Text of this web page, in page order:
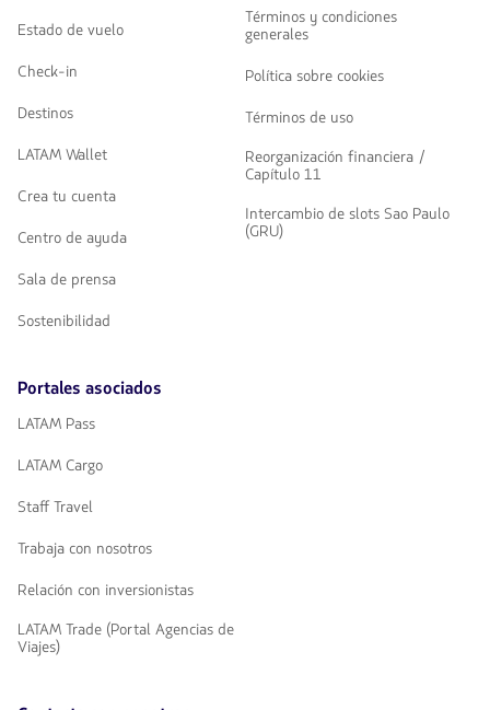
Estado de vuelo
Check-in
Destinos
LATAM Wallet
Crea tu cuenta
Centro de ayuda
Sala de prensa
Sostenibilidad
Términos y condiciones
generales
Política sobre cookies
Términos de uso
Reorganización financiera /
Capítulo 11
Intercambio de slots Sao Paulo
(GRU)
Portales asociados
LATAM Pass
LATAM Cargo
Staff Travel
Trabaja con nosotros
Relación con inversionistas
LATAM Trade (Portal Agencias de
Viajes)